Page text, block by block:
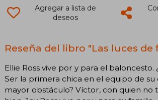
Agregar a lista de
deseos
Reseña del libro "Las luces de
Ellie Ross vive por y para el baloncesto.
Ser la primera chica en el equipo de su
mayor obstáculo? Víctor, con quien no